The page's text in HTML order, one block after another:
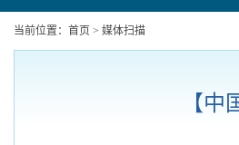
当前位置： 首页 > 媒体扫描
【